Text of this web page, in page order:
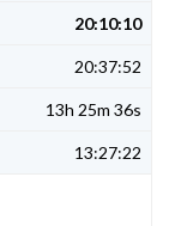
20:10:10
20:37:52
13h 25m 36s
13:27:22